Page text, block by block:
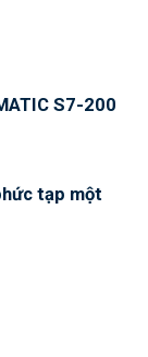
S7-200
tạp một